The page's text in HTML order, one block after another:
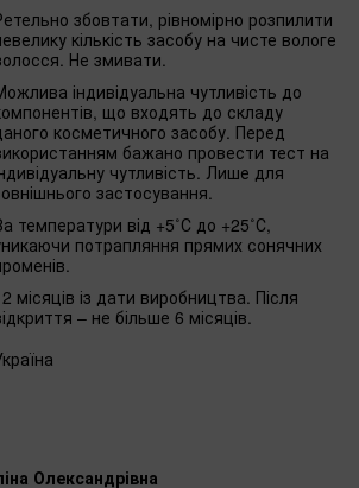
збовтати, рівномірно розпилити
кількість засобу на чисте вологе
Не змивати.
індивідуальна чутливість до
що входять до складу
косметичного засобу. Перед
бажано провести тест на
чутливість. Лише для
застосування.
температури від +5˚С до +25˚С,
потрапляння прямих сонячних
місяців із дати виробництва. Після
– не більше 6 місяців.
Олександрівна